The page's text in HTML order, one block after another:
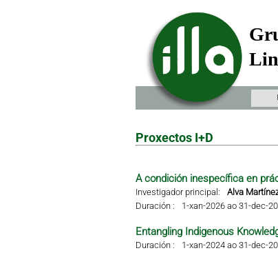
Proxectos I+D
A condición inespecífica en
Investigador principal:
Alva
Duración :
1-xan-2026 ao 31-dec-
Entangling Indigenous
Duración : 1-xan-2024 ao 31-dec-